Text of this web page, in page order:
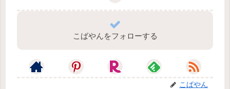
こばやんをフォローする
こばやん